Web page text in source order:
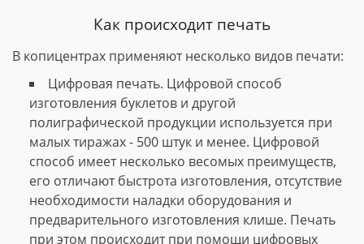
Как происходит печать
В копицентрах применяют несколько видов печати:
Цифровая печать. Цифровой способ
изготовления буклетов и другой
полиграфической продукции используется при
малых тиражах - 500 штук и менее. Цифровой
способ имеет несколько весомых преимуществ,
его отличают быстрота изготовления, отсутствие
необходимости наладки оборудования и
предварительного изготовления клише. Печать
при этом происходит при помощи цифровых